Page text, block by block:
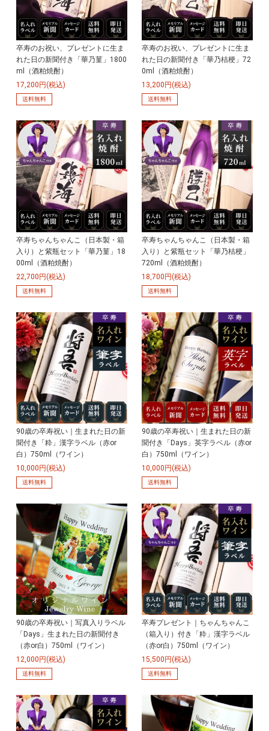
卒寿のお祝い、プレゼントに生ま
れた日の新聞付き「華乃菫」1800
ml（酒粕焼酎）
17,200円(税込)
送料無料
卒寿のお祝い、プレゼントに生ま
れた日の新聞付き「華乃桔梗」72
0ml（酒粕焼酎）
13,200円(税込)
送料無料
卒寿ちゃんちゃんこ（日本製・箱
入り）と紫瓶セット「華乃菫」18
00ml（酒粕焼酎）
22,700円(税込)
送料無料
卒寿ちゃんちゃんこ（日本製・箱
入り）と紫瓶セット「華乃桔梗」
720ml（酒粕焼酎）
18,700円(税込)
送料無料
90歳の卒寿祝い｜生まれた日の新
聞付き「粋」漢字ラベル（赤or
白）750ml（ワイン）
10,000円(税込)
送料無料
90歳の卒寿祝い｜生まれた日の新
聞付き「Days」英字ラベル（赤or
白）750ml（ワイン）
10,000円(税込)
送料無料
90歳の卒寿祝い｜写真入りラベル
「Days」生まれた日の新聞付き
（赤or白）750ml（ワイン）
12,000円(税込)
送料無料
卒寿プレゼント｜ちゃんちゃんこ
（箱入り）付き「粋」漢字ラベル
（赤or白）750ml（ワイン）
15,500円(税込)
送料無料